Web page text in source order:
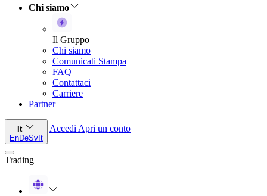
Chi siamo
Il Gruppo
Chi siamo
Comunicati Stampa
FAQ
Contattaci
Carriere
Partner
It
EnDeSv It
Accedi Apri un conto
Trading